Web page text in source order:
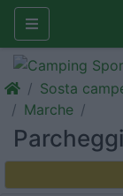
Sosta
Marche